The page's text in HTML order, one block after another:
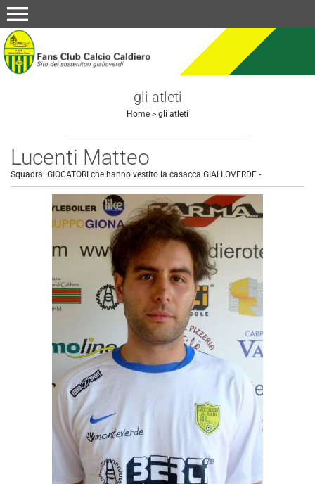
menu
gli atleti
Home > gli atleti
Lucenti Matteo
Squadra: GIOCATORI che hanno vestito la casacca GIALLOVERDE -